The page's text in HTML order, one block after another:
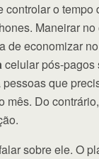
controlar o tempo
Maneirar
de economizar
celular pós-pagos
que
mês. Do
sobre ele. O